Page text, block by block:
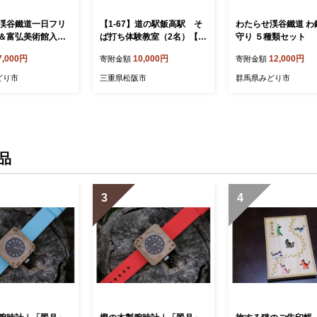
谷鐵道一日フリ
富弘美術館入館
円
り市
【1-67】道の駅飯高駅 そ
ば打ち体験教室（2名）【限
寄附金額 10,000円
三重県松阪市
わたらせ渓谷鐵道 わ
守り ５種類セット
寄附金額 12,000円
群馬県みどり市
3 4